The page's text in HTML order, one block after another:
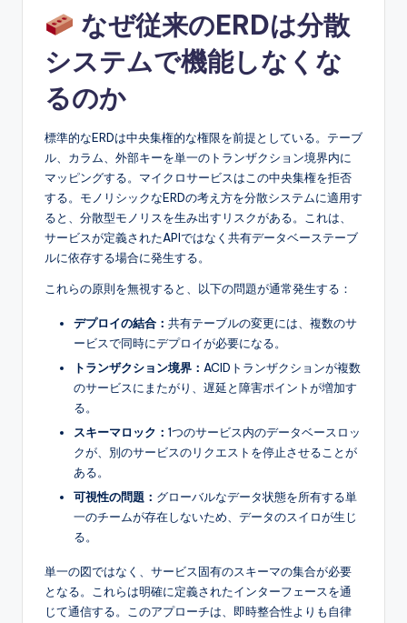
なぜ従来のERDは分散
システムで機能しなくな
るのか
標準的なERDは中央集権的な権限を前提としている。テーブ
ル、カラム、外部キーを単一のトランザクション境界内に
マッピングする。マイクロサービスはこの中央集権を拒否
する。モノリシックなERDの考え方を分散システムに適用す
ると、分散型モノリスを生み出すリスクがある。これは、
サービスが定義されたAPIではなく共有データベーステーブ
ルに依存する場合に発生する。
これらの原則を無視すると、以下の問題が通常発生する：
デプロイの結合： 共有テーブルの変更には、複数のサ
ービスで同時にデプロイが必要になる。
トランザクション境界： ACIDトランザクションが複数
のサービスにまたがり、遅延と障害ポイントが増加す
る。
スキーマロック： 1つのサービス内のデータベースロッ
クが、別のサービスのリクエストを停止させることが
ある。
可視性の問題： グローバルなデータ状態を所有する単
一のチームが存在しないため、データのスイロが生じ
る。
単一の図ではなく、サービス固有のスキーマの集合が必要
となる。これらは明確に定義されたインターフェースを通
じて通信する。このアプローチは、即時整合性よりも自律